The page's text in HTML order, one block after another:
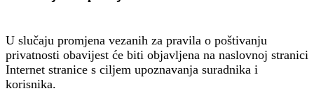
U slučaju promjena vezanih za pravila o poštivanju
privatnosti obavijest će biti objavljena na naslovnoj stranici
Internet stranice s ciljem upoznavanja suradnika i
korisnika.